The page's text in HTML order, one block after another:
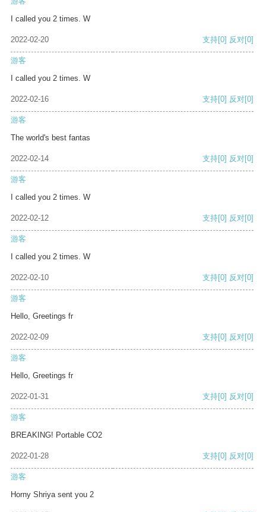
I called you 2 times. W
2022-02-20 支持[0] 反对[0]
游客
I called you 2 times. W
2022-02-16 支持[0] 反对[0]
游客
The world's best fantas
2022-02-14 支持[0] 反对[0]
游客
I called you 2 times. W
2022-02-12 支持[0] 反对[0]
游客
I called you 2 times. W
2022-02-10 支持[0] 反对[0]
游客
Hello, Greetings fr
2022-02-09 支持[0] 反对[0]
游客
Hello, Greetings fr
2022-01-31 支持[0] 反对[0]
游客
BREAKING! Portable CO2
2022-01-28 支持[0] 反对[0]
游客
Horny Shriya sent you 2